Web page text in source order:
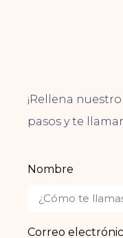
¡Rellena
pasos y te
Nombre
Correo